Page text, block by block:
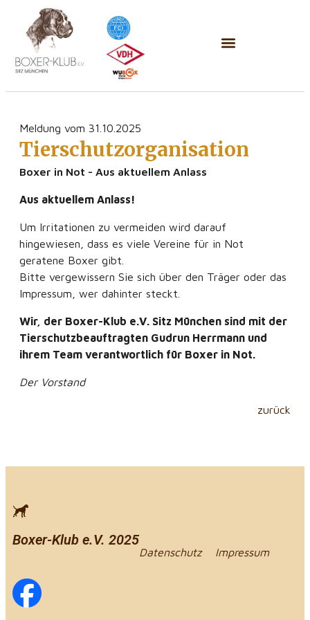
zurück
Meldung vom 31.10.2025
Tierschutzorganisation
Boxer in Not - Aus aktuellem Anlass
Aus aktuellem Anlass!
Um Irritationen zu vermeiden wird darauf
hingewiesen, dass es viele Vereine für in Not
geratene Boxer gibt.
Bitte vergewissern Sie sich über den Träger oder das
Impressum, wer dahinter steckt.
Wir, der Boxer-Klub e.V. Sitz München sind mit der
Tierschutzbeauftragten Gudrun Herrmann und
ihrem Team verantwortlich für Boxer in Not.
Der Vorstand
Boxer-Klub e.V. 2025
Datenschutz Impressum